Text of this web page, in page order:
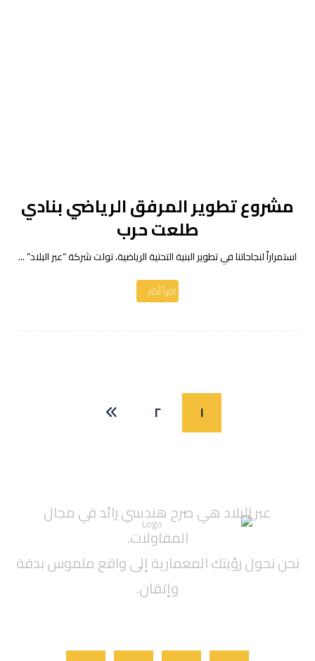
مشروع تطوير المرفق الرياضي بنادي
طلعت حرب
استمراراً لنجاحاتنا في تطوير البنية التحتية الرياضية، تولت شركة “عبر البلاد” ...
اقرأ أكثر
١ ٢
عبر البلاد هي صرح هندسي رائد في مجال
المقاولات.
نحن نحول رؤيتك المعمارية إلى واقع ملموس بدقة
وإتقان.